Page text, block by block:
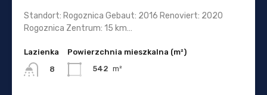
Standort: Rogoznica Gebaut: 2016 Renoviert: 2020
Rogoznica Zentrum: 15 km…
Lazienka
8
Powierzchnia mieszkalna (m²)
542 m²